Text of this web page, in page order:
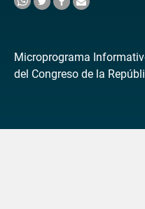
Microprograma
del Congreso de la